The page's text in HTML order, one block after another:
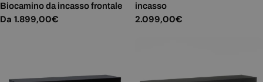
Biocamino da incasso frontale
Prezzo
Da 1.899,00€
incasso
Prezzo
2.099,00€